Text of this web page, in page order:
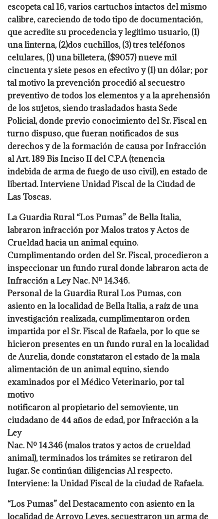
escopeta cal 16, varios cartuchos intactos del mismo
calibre, careciendo de todo tipo de documentación,
que acredite su procedencia y legítimo usuario, (1)
una linterna, (2)dos cuchillos, (3) tres teléfonos
celulares, (1) una billetera, ($9057) nueve mil
cincuenta y siete pesos en efectivo y (1) un dólar; por
tal motivo la prevención procedió al secuestro
preventivo de todos los elementos y a la aprehensión
de los sujetos, siendo trasladados hasta Sede
Policial, donde previo conocimiento del Sr. Fiscal en
turno dispuso, que fueran notificados de sus
derechos y de la formación de causa por Infracción
al Art. 189 Bis Inciso II del C.P.A (tenencia
indebida de arma de fuego de uso civil), en estado de
libertad. Interviene Unidad Fiscal de la Ciudad de
Las Toscas.
La Guardia Rural “Los Pumas” de Bella Italia,
labraron infracción por Malos tratos y Actos de
Crueldad hacia un animal equino.
Cumplimentando orden del Sr. Fiscal, procedieron a
inspeccionar un fundo rural donde labraron acta de
Infracción a Ley Nac. Nº 14.346.
Personal de la Guardia Rural Los Pumas, con
asiento en la localidad de Bella Italia, a raíz de una
investigación realizada, cumplimentaron orden
impartida por el Sr. Fiscal de Rafaela, por lo que se
hicieron presentes en un fundo rural en la localidad
de Aurelia, donde constataron el estado de la mala
alimentación de un animal equino, siendo
examinados por el Médico Veterinario, por tal
motivo
notificaron al propietario del semoviente, un
ciudadano de 44 años de edad, por Infracción a la
Ley
Nac. Nº 14.346 (malos tratos y actos de crueldad
animal), terminados los trámites se retiraron del
lugar. Se continúan diligencias Al respecto.
Interviene: la Unidad Fiscal de la ciudad de Rafaela.
“Los Pumas” del Destacamento con asiento en la
localidad de Arroyo Leyes, secuestraron un arma de